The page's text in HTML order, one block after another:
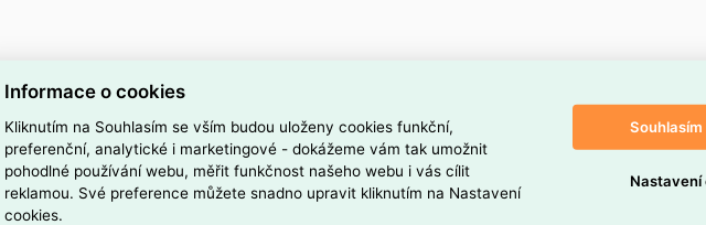
Informace o cookies
Kliknutím na Souhlasím se vším budou uloženy cookies funkční,
preferenční, analytické i marketingové - dokážeme vám tak umožnit
pohodlné používání webu, měřit funkčnost našeho webu i vás cílit
reklamou. Své preference můžete snadno upravit kliknutím na Nastavení
cookies.
Souhlasím
Nastavení